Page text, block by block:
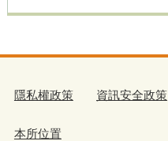
隱私權政策 資訊安全政策
本所位置